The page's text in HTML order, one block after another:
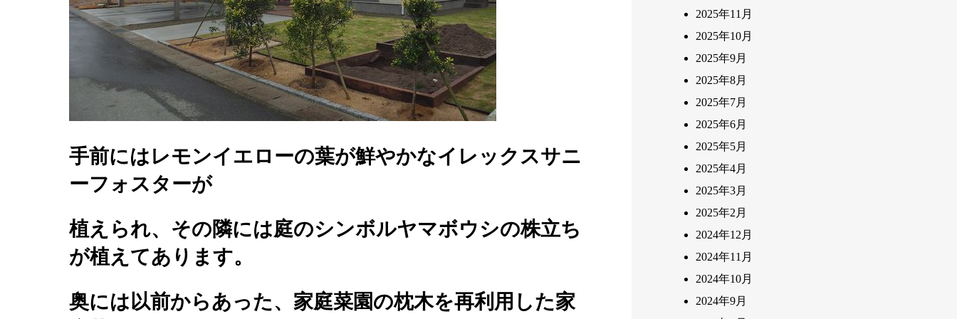
手前にはレモンイエローの葉が鮮やかなイレックスサニ
ーフォスターが
植えられ、その隣には庭のシンボルヤマボウシの株立ち
が植えてあります。
奥には以前からあった、家庭菜園の枕木を再利用した家
2025年11月
2025年10月
2025年9月
2025年8月
2025年7月
2025年6月
2025年5月
2025年4月
2025年3月
2025年2月
2024年12月
2024年11月
2024年10月
2024年9月